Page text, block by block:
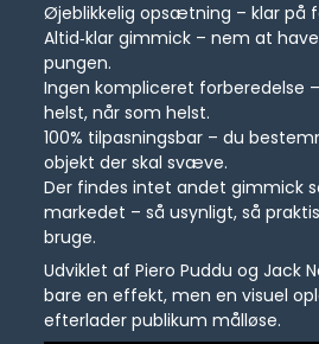
Øjeblikkelig opsætning – klar på
Altid‑klar gimmick – nem at
pungen.
Ingen kompliceret forberedelse
helst, når som helst.
100% tilpasningsbar – du
objekt der skal svæve.
Der findes intet andet gimmick
markedet – så usynligt, så
bruge.
Udviklet af Piero Puddu og Jack
bare en effekt, men en visuel
efterlader publikum målløse.